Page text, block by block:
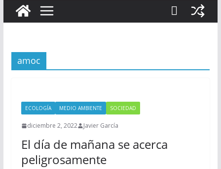
amoc
ECOLOGÍA MEDIO AMBIENTE SOCIEDAD
diciembre 2, 2022 Javier García
El día de mañana se acerca
peligrosamente